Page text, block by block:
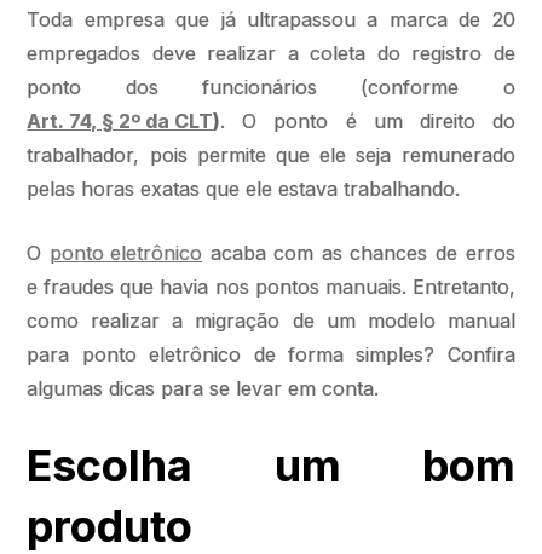
Toda empresa que já ultrapassou a marca de 20
empregados deve realizar a coleta do registro de
ponto dos funcionários (conforme o
Art. 74, § 2º da CLT). O ponto é um direito do
trabalhador, pois permite que ele seja remunerado
pelas horas exatas que ele estava trabalhando.
O ponto eletrônico acaba com as chances de erros
e fraudes que havia nos pontos manuais. Entretanto,
como realizar a migração de um modelo manual
para ponto eletrônico de forma simples? Confira
algumas dicas para se levar em conta.
Escolha um bom
produto